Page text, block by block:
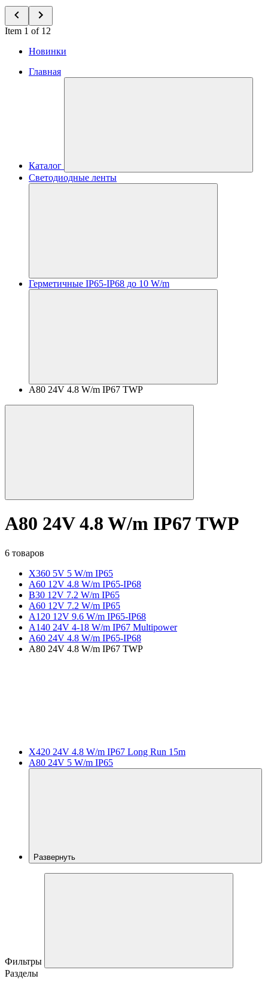
Item 1 of 12
Новинки
Главная
Каталог
Светодиодные ленты
Герметичные IP65-IP68 до 10 W/m
A80 24V 4.8 W/m IP67 TWP
A80 24V 4.8 W/m IP67 TWP
6 товаров
X360 5V 5 W/m IP65
A60 12V 4.8 W/m IP65-IP68
B30 12V 7.2 W/m IP65
A60 12V 7.2 W/m IP65
A120 12V 9.6 W/m IP65-IP68
A140 24V 4-18 W/m IP67 Multipower
A60 24V 4.8 W/m IP65-IP68
A80 24V 4.8 W/m IP67 TWP
X420 24V 4.8 W/m IP67 Long Run 15m
A80 24V 5 W/m IP65
Развернуть
Фильтры
Разделы